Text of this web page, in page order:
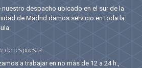
nuestro despacho ubicado en el sur de la
de Madrid damos servicio en toda la
de respuesta
a trabajar en no más de 12 a 24 h.,